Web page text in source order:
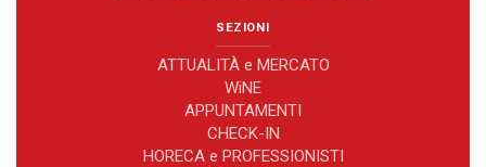
SEZIONI
ATTUALITÀ e MERCATO
WiNE
APPUNTAMENTI
CHECK-IN
HORECA e PROFESSIONISTI